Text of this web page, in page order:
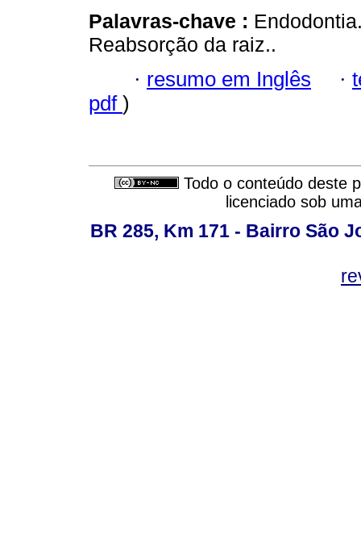
Palavras-chave :
Reabsorção da raiz..
· resumo em Inglês ·
pdf )
Todo o conteúdo deste
licenciado sob
BR 285, Km 171 - Bairro São